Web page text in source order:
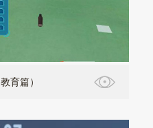
育篇）